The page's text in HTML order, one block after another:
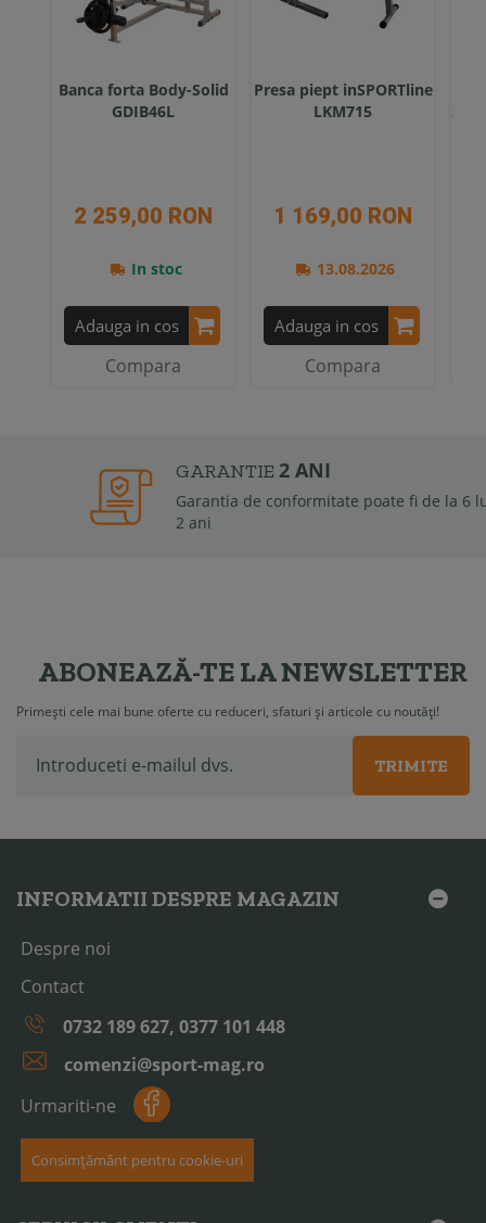
Banca forta Body-Solid
GDIB46L
2 259,00 RON
In stoc
Adauga in cos
Compara
Presa piept inSPORTline
LKM715
1 169,00 RON
13.08.2026
Adauga in cos
Compara
GARANTIE2 ANI
Garantia de conformitate poate fi de la 6 luni la
2 ani
ABONEAZĂ-TE LA NEWSLETTER
Primești cele mai bune oferte cu reduceri, sfaturi și articole cu noutăți!
TRIMITE
INFORMATII DESPRE MAGAZIN
Despre noi
Contact
0732 189 627, 0377 101 448
comenzi@sport-mag.ro
Urmariti-ne
Consimțământ pentru cookie-uri